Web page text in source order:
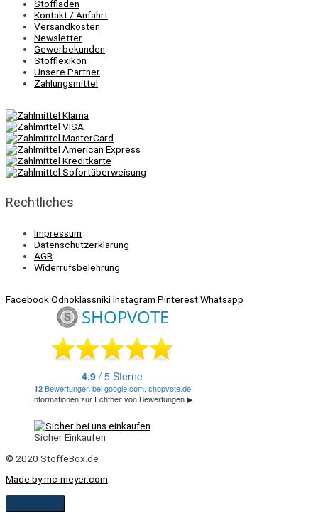
Stoffladen
Kontakt / Anfahrt
Versandkosten
Newsletter
Gewerbekunden
Stofflexikon
Unsere Partner
Zahlungsmittel
Rechtliches
Impressum
Datenschutzerklärung
AGB
Widerrufsbelehrung
FacebookOdnoklassnikiInstagram PinterestWhatsapp
Sicher Einkaufen
© 2020 StoffeBox.de
Made by mc-meyer.com